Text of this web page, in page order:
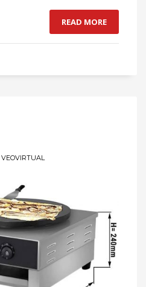
READ MORE
VEOVIRTUAL